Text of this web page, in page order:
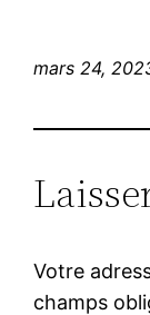
mars 24,
Votre
champs